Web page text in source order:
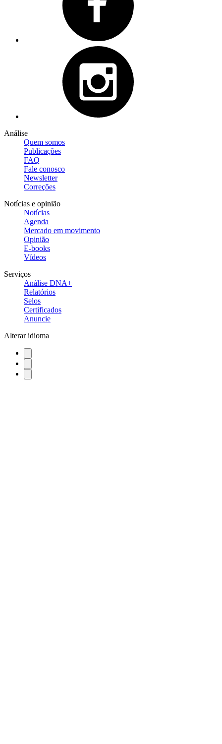
Análise
Quem somos
Publicações
FAQ
Fale conosco
Newsletter
Correções
Notícias e opinião
Notícias
Agenda
Mercado em movimento
Opinião
E-books
Vídeos
Serviços
Análise DNA+
Relatórios
Selos
Certificados
Anuncie
Alterar idioma